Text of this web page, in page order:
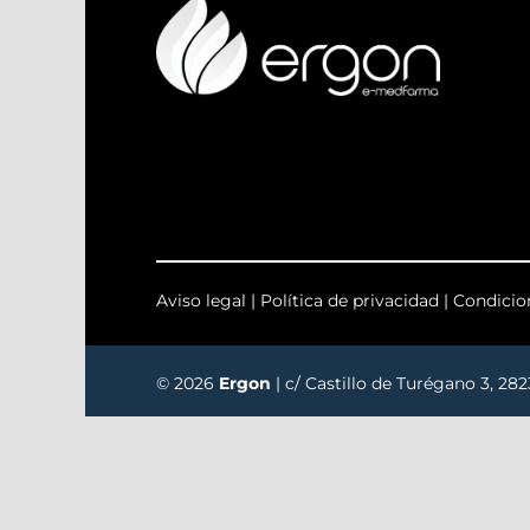
Aviso legal | Política de privacidad |
© 2026 Ergon | c/ Castillo de Turégano 3,